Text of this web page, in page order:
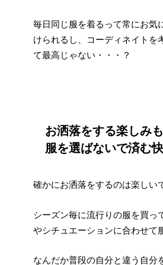
毎日同じ服を着るって常にお気
けられるし、コーディネイトを
て最高じゃない・・・？
お洒落をする楽しみも
服を選ばないで済む
確かにお洒落をするのは楽しい
シーズン毎に流行りの服を買っ
やシチュエーションに合わせて
なんだか普段の自分と違う自分